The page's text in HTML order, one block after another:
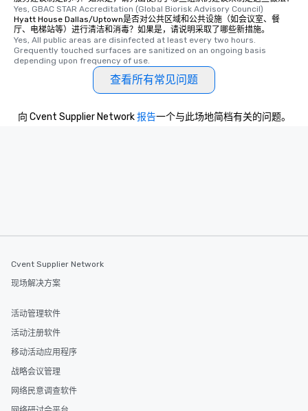
Yes, GBAC STAR Accreditation (Global Biorisk Advisory Council)
Hyatt House Dallas/Uptown是否对公共区域和公共设施（如会议室、餐
厅、电梯站等）进行清洁和消毒？如果是，请说明采取了哪些新措施。
Yes, All public areas are disinfected at least every two hours.
Grequently touched surfaces are sanitized on an ongoing basis
depending upon frequency of use.
查看所有常见问题
向 Cvent Supplier Network报告一个与此场地简档有关的问题。
Cvent Supplier Network
现场解决方案
活动管理软件
活动注册软件
移动活动应用程序
战略会议管理
网络民意调查软件